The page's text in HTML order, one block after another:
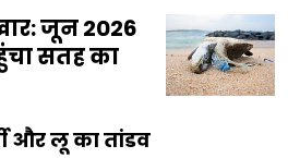
जून 2026
सतह का
और लू का तांडव